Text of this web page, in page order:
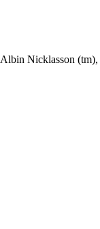
Albin Nicklasson (tm),